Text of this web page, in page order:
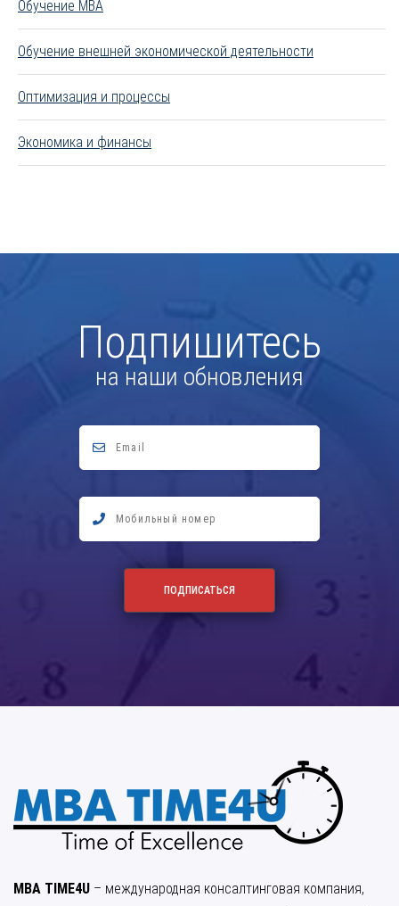
Обучение MBA
Обучение внешней экономической деятельности
Оптимизация и процессы
Экономика и финансы
Подпишитесь
на наши обновления
MBA TIME4U – международная консалтинговая компания,